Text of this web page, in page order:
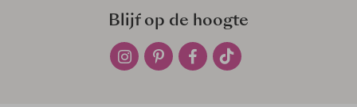
Blijf op de hoogte